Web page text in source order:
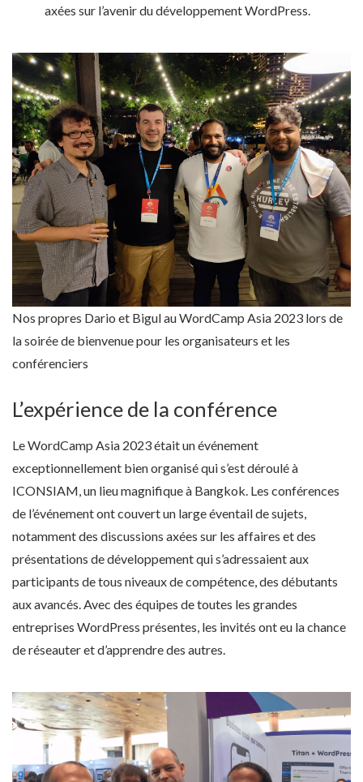
axées sur l’avenir du développement WordPress.
Nos propres Dario et Bigul au WordCamp Asia 2023 lors de
la soirée de bienvenue pour les organisateurs et les
conférenciers
L’expérience de la conférence
Le WordCamp Asia 2023 était un événement
exceptionnellement bien organisé qui s’est déroulé à
ICONSIAM, un lieu magnifique à Bangkok. Les conférences
de l’événement ont couvert un large éventail de sujets,
notamment des discussions axées sur les affaires et des
présentations de développement qui s’adressaient aux
participants de tous niveaux de compétence, des débutants
aux avancés. Avec des équipes de toutes les grandes
entreprises WordPress présentes, les invités ont eu la chance
de réseauter et d’apprendre des autres.